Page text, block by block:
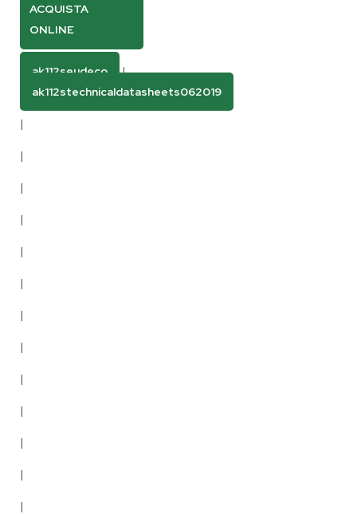
ACQUISTA
ONLINE
ak112seudeco
|
ak112stechnicaldatasheets062019
|
|
|
|
|
|
|
|
|
|
|
|
|